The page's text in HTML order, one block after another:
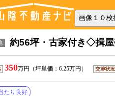
約56坪・古家付き◇揖
350万円（坪単価：6.25万円） 交渉状況
たり良好